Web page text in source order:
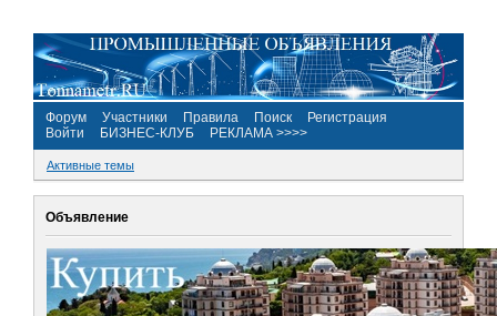
Форум Участники Правила Поиск
Регистрация
Войти
БИЗНЕС-КЛУБ РЕКЛАМА >>>>
Активные темы
Объявление